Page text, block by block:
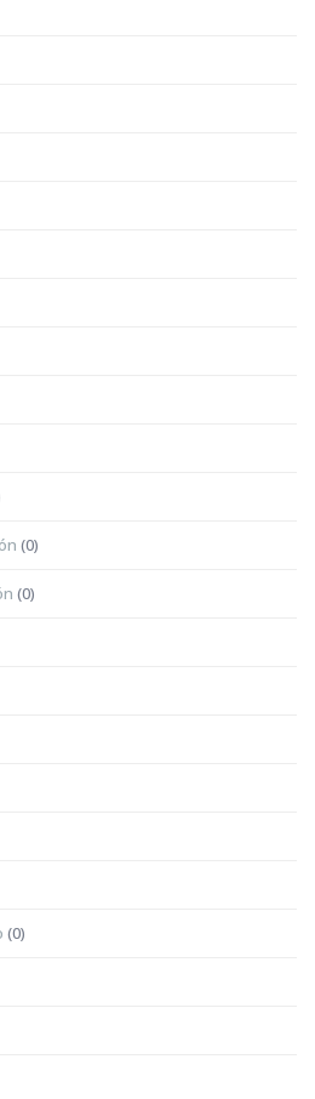
(0)
(0)
(0)